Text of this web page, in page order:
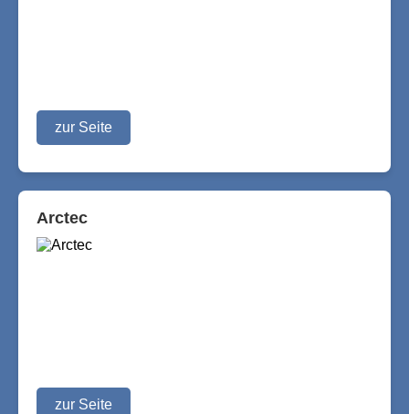
zur Seite
Arctec
zur Seite